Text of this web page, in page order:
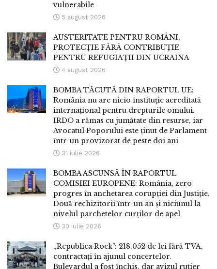
vulnerabile
5 august 2026
AUSTERITATE PENTRU ROMÂNI,
PROTECȚIE FĂRĂ CONTRIBUȚIE
PENTRU REFUGIAȚII DIN UCRAINA
4 august 2026
BOMBA TĂCUTĂ DIN RAPORTUL UE:
România nu are nicio instituție acreditată
internațional pentru drepturile omului.
IRDO a rămas cu jumătate din resurse, iar
Avocatul Poporului este ținut de Parlament
într-un provizorat de peste doi ani
31 iulie 2026
BOMBA ASCUNSĂ ÎN RAPORTUL
COMISIEI EUROPENE: România, zero
progres în anchetarea corupției din Justiție.
Două rechizitorii într-un an și niciunul la
nivelul parchetelor curților de apel
30 iulie 2026
„Republica Rock”: 218.052 de lei fără TVA,
contractați în ajunul concertelor.
Bulevardul a fost închis, dar avizul rutier